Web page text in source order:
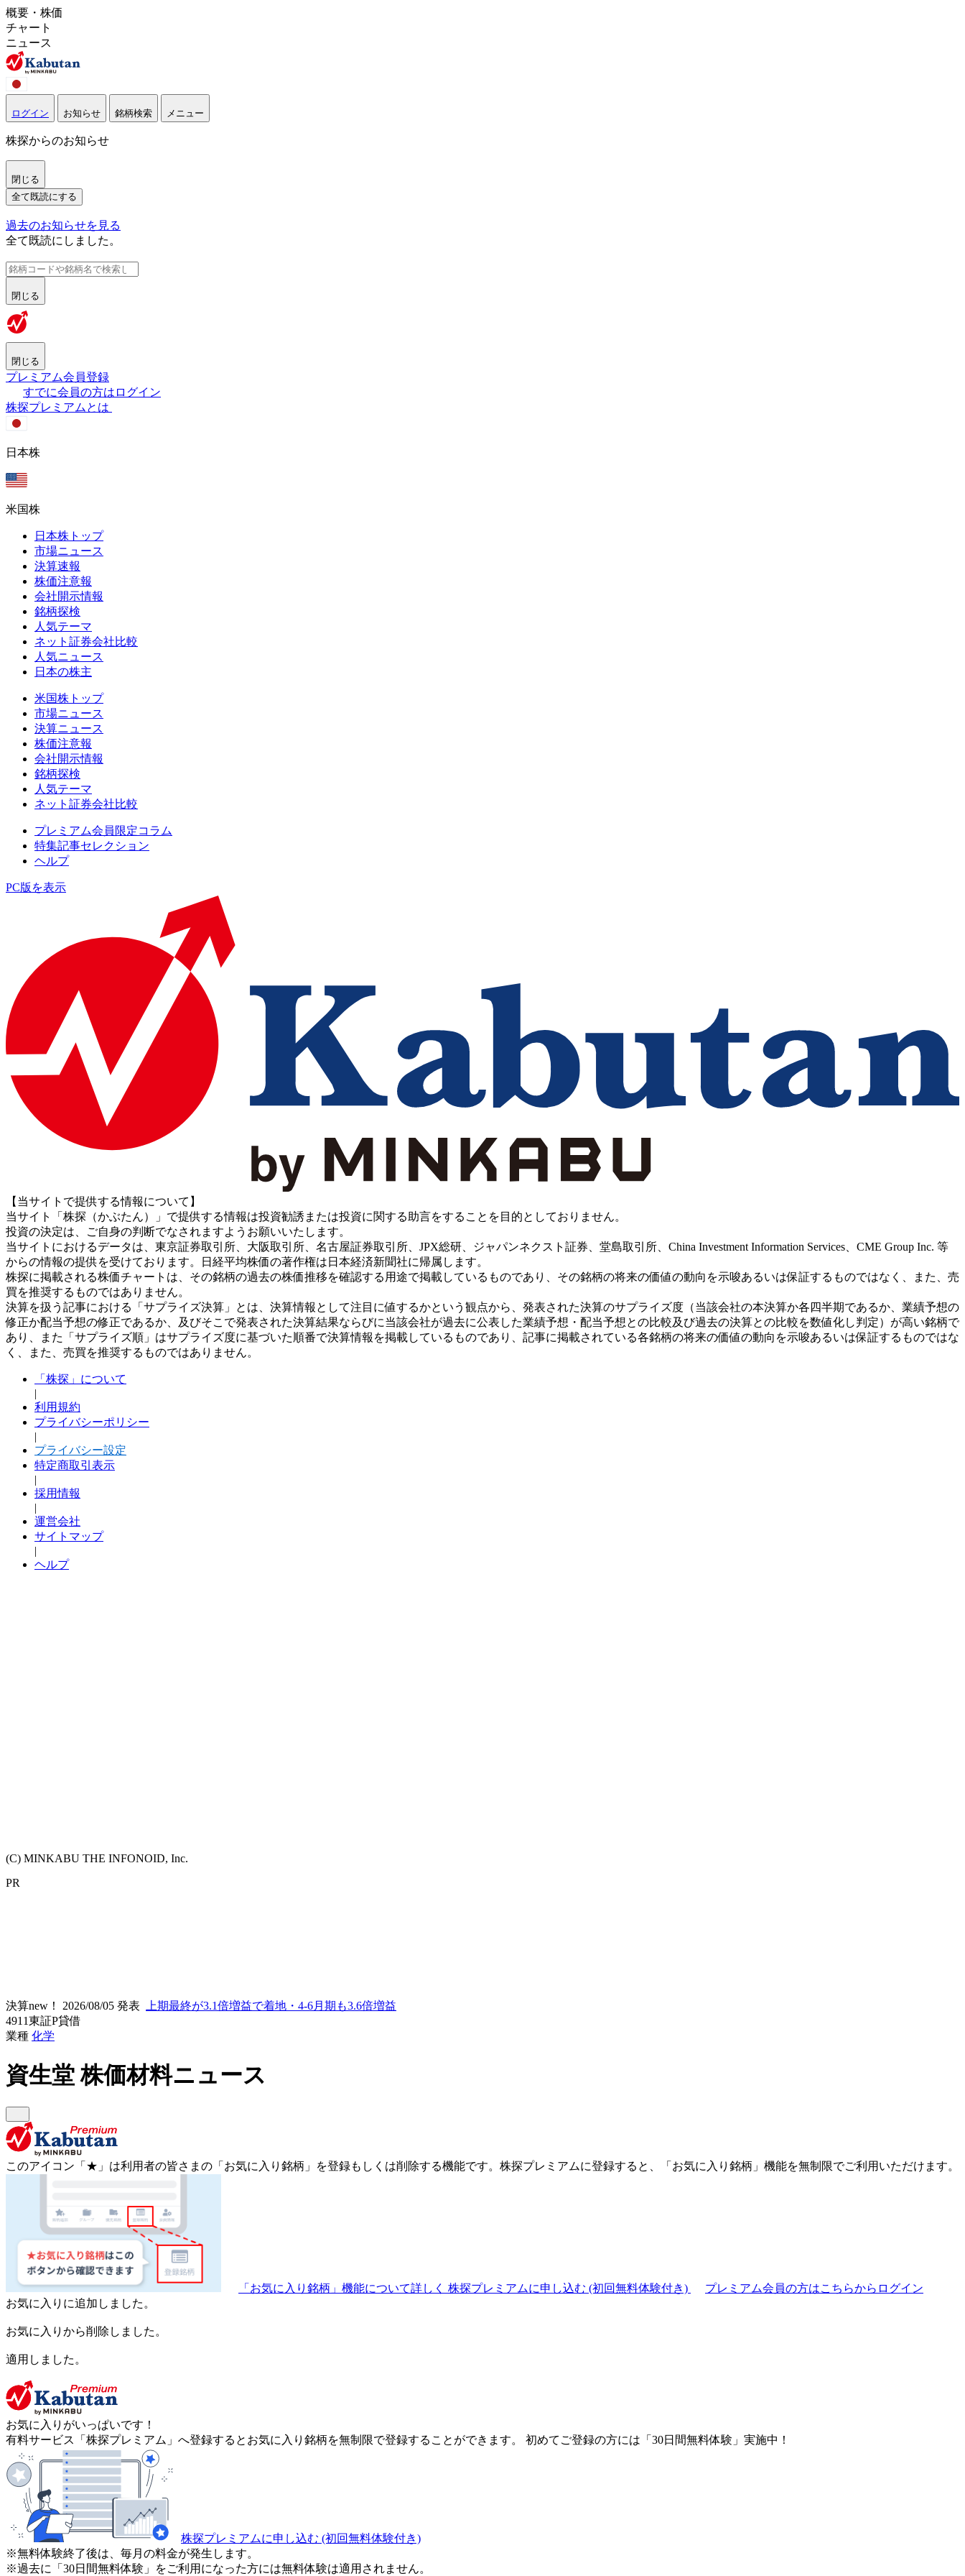
概要・株価
チャート
ニュース
ログイン お知らせ 銘柄検索 メニュー
株探からのお知らせ
閉じる
全て既読にする
過去のお知らせを見る
全て既読にしました。
閉じる
閉じる
プレミアム会員登録
すでに会員の方はログイン
株探プレミアムとは
日本株
米国株
日本株トップ
市場ニュース
決算速報
株価注意報
会社開示情報
銘柄探検
人気テーマ
ネット証券会社比較
人気ニュース
日本の株主
米国株トップ
市場ニュース
決算ニュース
株価注意報
会社開示情報
銘柄探検
人気テーマ
ネット証券会社比較
プレミアム会員限定コラム
特集記事セレクション
ヘルプ
PC版を表示
【当サイトで提供する情報について】
当サイト「株探（かぶたん）」で提供する情報は投資勧誘または投資に関する助言をすることを目的としておりません。
投資の決定は、ご自身の判断でなされますようお願いいたします。
当サイトにおけるデータは、東京証券取引所、大阪取引所、名古屋証券取引所、JPX総研、ジャパンネクスト証券、堂島取引所、China Investment Information Services、CME Group Inc. 等
からの情報の提供を受けております。日経平均株価の著作権は日本経済新聞社に帰属します。
株探に掲載される株価チャートは、その銘柄の過去の株価推移を確認する用途で掲載しているものであり、その銘柄の将来の価値の動向を示唆あるいは保証するものではなく、また、売
買を推奨するものではありません。
決算を扱う記事における「サプライズ決算」とは、決算情報として注目に値するかという観点から、発表された決算のサプライズ度（当該会社の本決算か各四半期であるか、業績予想の
修正か配当予想の修正であるか、及びそこで発表された決算結果ならびに当該会社が過去に公表した業績予想・配当予想との比較及び過去の決算との比較を数値化し判定）が高い銘柄で
あり、また「サプライズ順」はサプライズ度に基づいた順番で決算情報を掲載しているものであり、記事に掲載されている各銘柄の将来の価値の動向を示唆あるいは保証するものではな
く、また、売買を推奨するものではありません。
「株探」について
|
利用規約
プライバシーポリシー
|
プライバシー設定
特定商取引表示
|
採用情報
|
運営会社
サイトマップ
|
ヘルプ
(C) MINKABU THE INFONOID, Inc.
PR
決算new！ 2026/08/05 発表
上期最終が3.1倍増益で着地・4-6月期も3.6倍増益
4911東証P貸借
業種 化学
資生堂株価材料ニュース
このアイコン 「★」 は利用者の皆さまの 「お気に入り銘柄」を登録もしくは削除する機能です。 株探プレミアムに登録すると、「お気に入り銘柄」機能を無制限でご利用いただけます。
「お気に入り銘柄」機能について詳しく 株探プレミアムに申し込む (初回無料体験付き)
プレミアム会員の方はこちらからログイン
お気に入りに追加しました。
お気に入りから削除しました。
適用しました。
お気に入りがいっぱいです！
有料サービス「株探プレミアム」へ登録するとお気に入り銘柄を無制限で登録することができます。 初めてご登録の方には「30日間無料体験」実施中！
株探プレミアムに申し込む (初回無料体験付き)
※無料体験終了後は、毎月の料金が発生します。
※過去に「30日間無料体験」をご利用になった方には無料体験は適用されません。